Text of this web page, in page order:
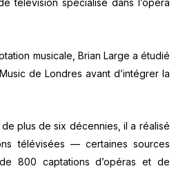
télévision spécialisé dans l’opéra
musicale, Brian Large a étudié
de Londres avant d’intégrer la
plus de six décennies, il a réalisé
télévisées — certaines sources
800 captations d’opéras et de